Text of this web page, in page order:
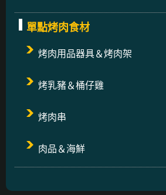
單點烤肉食材
烤肉用品器具＆烤肉架
烤乳豬＆桶仔雞
烤肉串
肉品＆海鮮